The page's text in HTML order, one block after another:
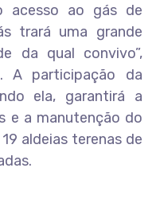
acesso ao gás de
trará uma grande
da qual convivo”,
A participação da
ela, garantirá a
e a manutenção do
aldeias terenas de